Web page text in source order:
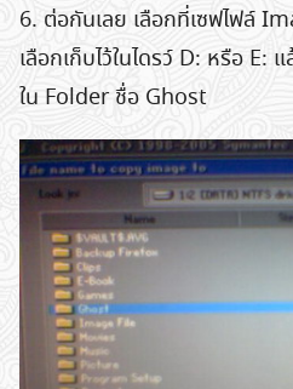
6. ต่อกันเลย เลือกที่เซฟไฟล์
เลือกเก็บไว้ในไดรว์ D: หรือ E:
ใน Folder ชื่อ Ghost